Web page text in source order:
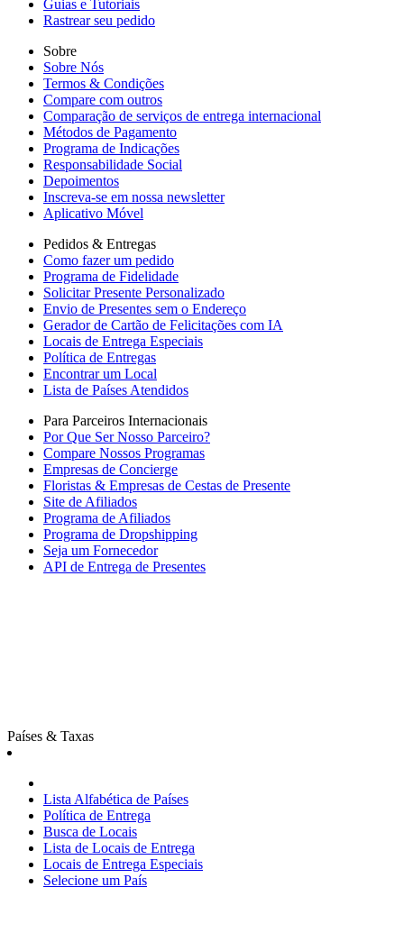
Guias e Tutoriais
Rastrear seu pedido
Sobre
Sobre Nós
Termos & Condições
Compare com outros
Comparação de serviços de entrega internacional
Métodos de Pagamento
Programa de Indicações
Responsabilidade Social
Depoimentos
Inscreva-se em nossa newsletter
Aplicativo Móvel
Pedidos & Entregas
Como fazer um pedido
Programa de Fidelidade
Solicitar Presente Personalizado
Envio de Presentes sem o Endereço
Gerador de Cartão de Felicitações com IA
Locais de Entrega Especiais
Política de Entregas
Encontrar um Local
Lista de Países Atendidos
Para Parceiros Internacionais
Por Que Ser Nosso Parceiro?
Compare Nossos Programas
Empresas de Concierge
Floristas & Empresas de Cestas de Presente
Site de Afiliados
Programa de Afiliados
Programa de Dropshipping
Seja um Fornecedor
API de Entrega de Presentes
Países & Taxas
Lista Alfabética de Países
Política de Entrega
Busca de Locais
Lista de Locais de Entrega
Locais de Entrega Especiais
Selecione um País